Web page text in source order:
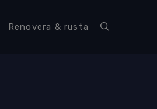
Renovera & rusta